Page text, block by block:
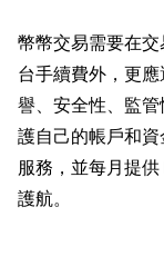
幣幣交易需要在
台手續費外，更
譽、安全性、監
護自己的帳戶和
服務，並每月提
護航。